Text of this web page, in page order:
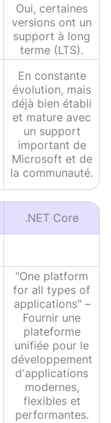
Oui, certaines
versions ont un
support à long
terme (LTS).
En constante
évolution, mais
déjà bien établi
et mature avec
un support
important de
Microsoft et de
la communauté.
.NET Core
"One platform
for all types of
applications" –
Fournir une
plateforme
unifiée pour le
développement
d'applications
modernes,
flexibles et
performantes.